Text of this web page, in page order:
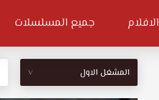
الافلام جميع المسلسلات
المشغل الاول V